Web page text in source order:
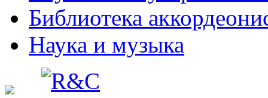
Библиотека
Наука и музыка